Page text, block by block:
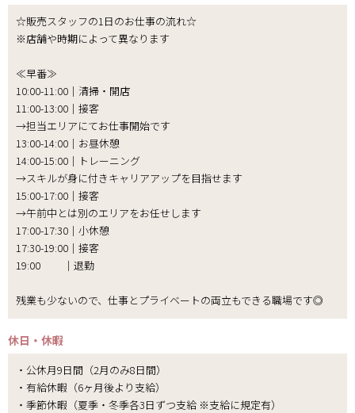
☆販売スタッフの1日のお仕事の流れ☆
※店舗や時期によって異なります
≪早番≫
10:00-11:00｜清掃・開店
11:00-13:00｜接客
→担当エリアにてお仕事開始です
13:00-14:00｜お昼休憩
14:00-15:00｜トレーニング
→スキルが身に付きキャリアアップを目指せます
15:00-17:00｜接客
→午前中とは別のエリアをお任せします
17:00-17:30｜小休憩
17:30-19:00｜接客
19:00 ｜退勤
残業も少ないので、仕事とプライベートの両立もできる職場です◎
休日・休暇
・公休月9日間（2月のみ8日間）
・有給休暇（6ヶ月後より支給）
・季節休暇（夏季・冬季各3日ずつ支給 ※支給に規定有）